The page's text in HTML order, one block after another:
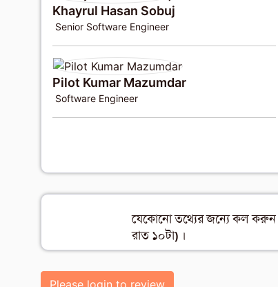
Khayrul Hasan Sobuj
Senior Software Engineer
Pilot Kumar Mazumdar
Software Engineer
যেকোনো তথ্যের জন্যে কল করুন
রাত ১০টা) ।
Please login to review